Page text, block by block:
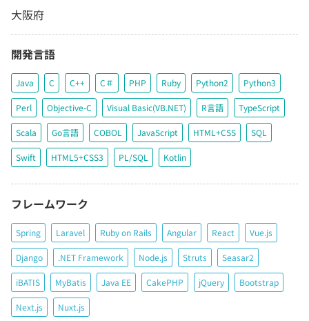
大阪府
開発言語
Java C C++ C＃ PHP Ruby Python2 Python3
Perl Objective-C Visual Basic(VB.NET) R言語 TypeScript
Scala Go言語 COBOL JavaScript HTML+CSS SQL
Swift HTML5+CSS3 PL/SQL Kotlin
フレームワーク
Spring Laravel Ruby on Rails Angular React Vue.js
Django .NET Framework Node.js Struts Seasar2
iBATIS MyBatis Java EE CakePHP jQuery Bootstrap
Next.js Nuxt.js